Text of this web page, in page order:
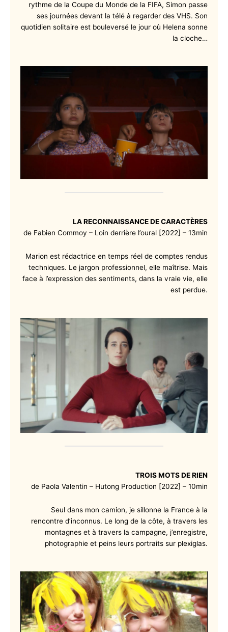
rythme de la Coupe du Monde de la FIFA, Simon passe
ses journées devant la télé à regarder des VHS. Son
quotidien solitaire est bouleversé le jour où Helena sonne
la cloche…
LA RECONNAISSANCE DE CARACTÈRES
de Fabien Commoy – Loin derrière l’oural [2022] – 13min
Marion est rédactrice en temps réel de comptes rendus
techniques. Le jargon professionnel, elle maîtrise. Mais
face à l’expression des sentiments, dans la vraie vie, elle
est perdue.
TROIS MOTS DE RIEN
de Paola Valentin – Hutong Production [2022] – 10min
Seul dans mon camion, je sillonne la France à la
rencontre d’inconnus. Le long de la côte, à travers les
montagnes et à travers la campagne, j’enregistre,
photographie et peins leurs portraits sur plexiglas.